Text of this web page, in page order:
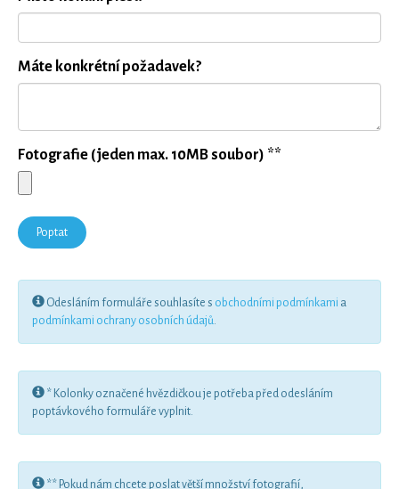
Máte konkrétní požadavek?
Fotografie (jeden max. 10MB soubor) **
Odesláním formuláře souhlasíte s obchodními podmínkami a
podmínkami ochrany osobních údajů.
* Kolonky označené hvězdičkou je potřeba před odesláním
poptávkového formuláře vyplnit.
** Pokud nám chcete poslat větší množství fotografií,